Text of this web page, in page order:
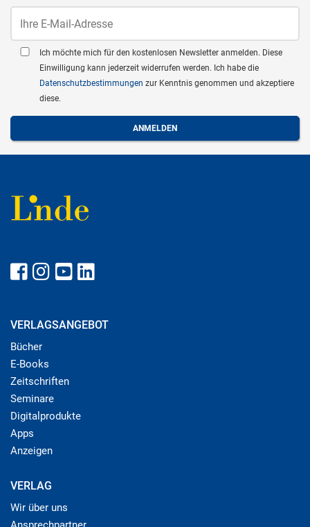
Ich möchte mich für den kostenlosen Newsletter anmelden. Diese
Einwilligung kann jederzeit widerrufen werden. Ich habe die
Datenschutzbestimmungen zur Kenntnis genommen und akzeptiere
diese.
VERLAGSANGEBOT
Bücher
E-Books
Zeitschriften
Seminare
Digitalprodukte
Apps
Anzeigen
VERLAG
Wir über uns